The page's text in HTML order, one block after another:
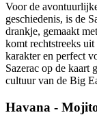
Voor de
geschiedenis, is de
drankje, gemaakt
komt rechtstreeks
karakter en perfect
Sazerac op de kaart
cultuur van de Big
Havana -